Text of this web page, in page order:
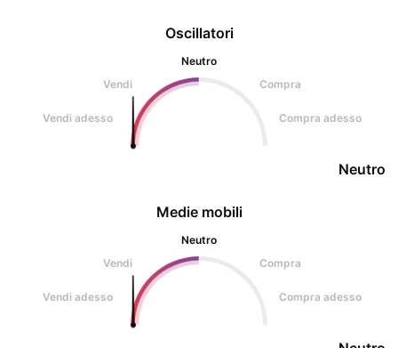
Oscillatori
Neutro
Vendi
Compra
Vendi adesso Compra adesso
Neutro
Medie mobili
Neutro
Vendi
Compra
Vendi adesso Compra adesso